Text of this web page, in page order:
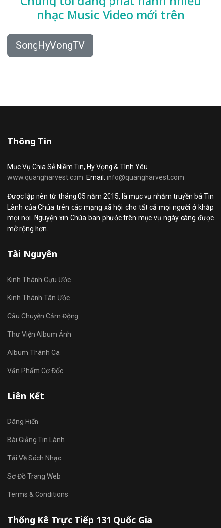
nhạc Music Video mới trên
SongHyVongTV
Thông Tin
Mục Vụ Chia Sẻ Niềm Tin, Hy Vọng & Tình Yêu
www.quangharvest.com Email: info@quangharvest.com
Được lập nên từ tháng 05 năm 2015, là mục vụ nhằm truyền bá Tin
Lành của Chúa trên các mạng xã hội cho tất cả mọi người ở khắp
mọi nơi. Nguyện xin Chúa ban phước trên mục vụ ngày càng được
mở rộng hơn.
Tài Nguyên
Kinh Thánh Cựu Ước
Kinh Thánh Tân Ước
Câu Chuyện Cảm Động
Thư Viện Album Ảnh
Album Thánh Ca
Văn Phẩm Cơ Đốc
Liên Kết
Dâng Hiến
Bài Giảng Tin Lành
Tải Về Sách Nhạc
Sơ Đồ Trang Web
Terms & Conditions
Thống Kê Trực Tiếp 131 Quốc Gia